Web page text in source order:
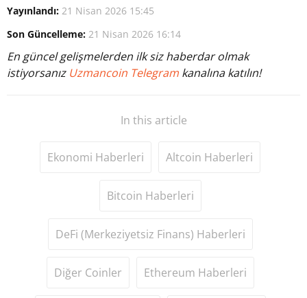
Yayınlandı: 21 Nisan 2026 15:45
Son Güncelleme: 21 Nisan 2026 16:14
En güncel gelişmelerden ilk siz haberdar olmak
istiyorsanız Uzmancoin Telegram kanalına katılın!
In this article
Ekonomi Haberleri Altcoin Haberleri
Bitcoin Haberleri
DeFi (Merkeziyetsiz Finans) Haberleri
Diğer Coinler Ethereum Haberleri